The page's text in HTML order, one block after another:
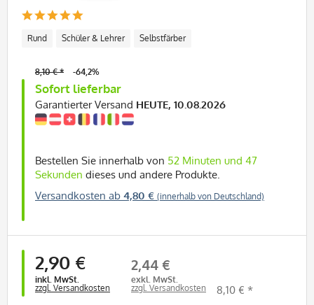
Rund Schüler & Lehrer Selbstfärber
Sofort lieferbar
Garantierter Versand HEUTE, 10.08.2026
Bestellen Sie innerhalb von 52 Minuten und 47
Sekunden dieses und andere Produkte.
Versandkosten ab 4,80 € (innerhalb von Deutschland)
8,10 € * -64,2%
2,90 €
inkl. MwSt.
zzgl. Versandkosten
2,44 €
exkl. MwSt.
zzgl. Versandkosten
8,10 € *